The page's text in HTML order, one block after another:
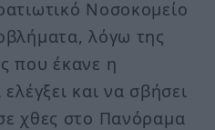
Νοσοκομείο
λόγω της
που έκανε η
και να σβήσει
χθες στο Πανόραμα